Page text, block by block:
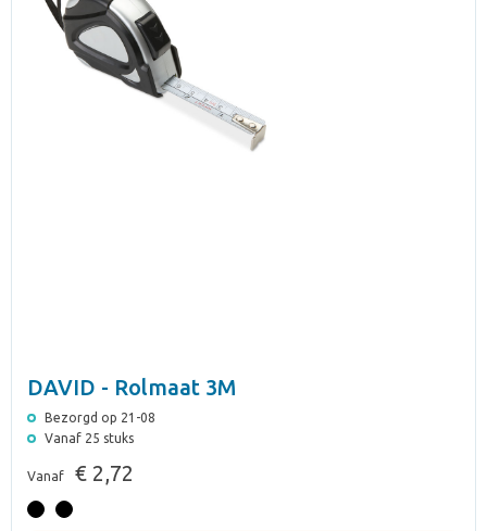
DAVID - Rolmaat 3M
Bezorgd op 21-08
Vanaf 25 stuks
Vanaf € 2,72